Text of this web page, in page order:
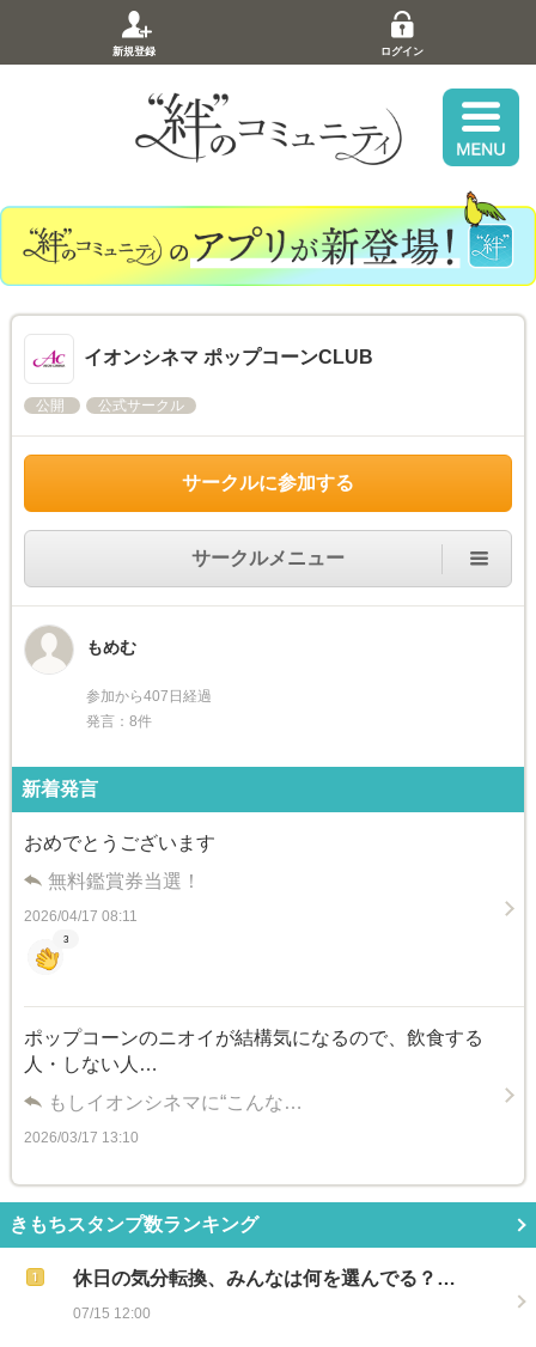
新規登録 ログイン
イオンシネマ ポップコーンCLUB
公開 公式サークル
サークルに参加する
サークルメニュー
もめむ
参加から407日経過
発言：8件
新着発言
おめでとうございます
無料鑑賞券当選！
2026/04/17 08:11
3
ポップコーンのニオイが結構気になるので、飲食する
人・しない人…
もしイオンシネマに“こんな…
2026/03/17 13:10
きもちスタンプ数ランキング
休日の気分転換、みんなは何を選んでる？…
07/15 12:00